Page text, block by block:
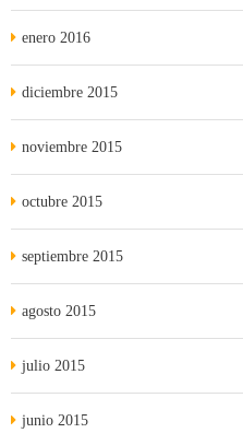
enero 2016
diciembre 2015
noviembre 2015
octubre 2015
septiembre 2015
agosto 2015
julio 2015
junio 2015